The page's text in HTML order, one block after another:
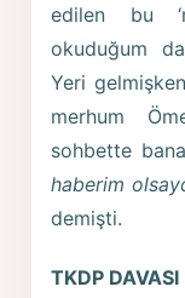
edilen bu
okuduğum
Yeri
merhum
sohbette bana
haberim
demişti.
TKDP DAVASI